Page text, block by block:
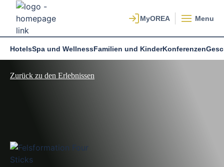
Menu
HotelsSpa und WellnessFamilien und KinderKonferenzen
Zurück zu den Erlebnissen